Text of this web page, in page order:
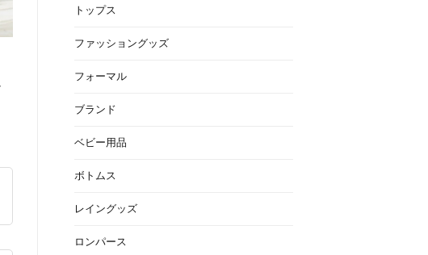
トップス
ファッショングッズ
フォーマル
ブランド
ベビー用品
ボトムス
レイングッズ
ロンパース